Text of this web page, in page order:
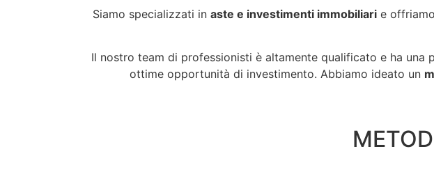
Siamo specializzati in aste e investimenti immobiliarie
Il nostro team di professionisti è altamente qualificato e ha
ottime opportunità di investimento. Abbiamo ideato un